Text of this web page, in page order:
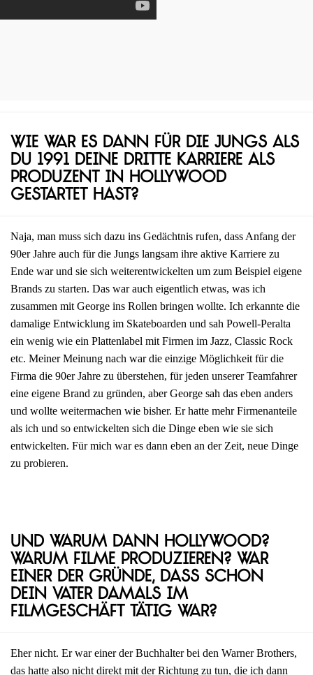
Wie war es dann für die Jungs als
du 1991 deine dritte Karriere als
Produzent in Hollywood
gestartet hast?
Naja, man muss sich dazu ins Gedächtnis rufen, dass Anfang der
90er Jahre auch für die Jungs langsam ihre aktive Karriere zu
Ende war und sie sich weiterentwickelten um zum Beispiel eigene
Brands zu starten. Das war auch eigentlich etwas, was ich
zusammen mit George ins Rollen bringen wollte. Ich erkannte die
damalige Entwicklung im Skateboarden und sah Powell-Peralta
ein wenig wie ein Plattenlabel mit Firmen im Jazz, Classic Rock
etc. Meiner Meinung nach war die einzige Möglichkeit für die
Firma die 90er Jahre zu überstehen, für jeden unserer Teamfahrer
eine eigene Brand zu gründen, aber George sah das eben anders
und wollte weitermachen wie bisher. Er hatte mehr Firmenanteile
als ich und so entwickelten sich die Dinge eben wie sie sich
entwickelten. Für mich war es dann eben an der Zeit, neue Dinge
zu probieren.
Und warum dann Hollywood?
Warum Filme produzieren? War
einer der Gründe, dass schon
dein Vater damals im
Filmgeschäft tätig war?
Eher nicht. Er war einer der Buchhalter bei den Warner Brothers,
das hatte also nicht direkt mit der Richtung zu tun, die ich dann